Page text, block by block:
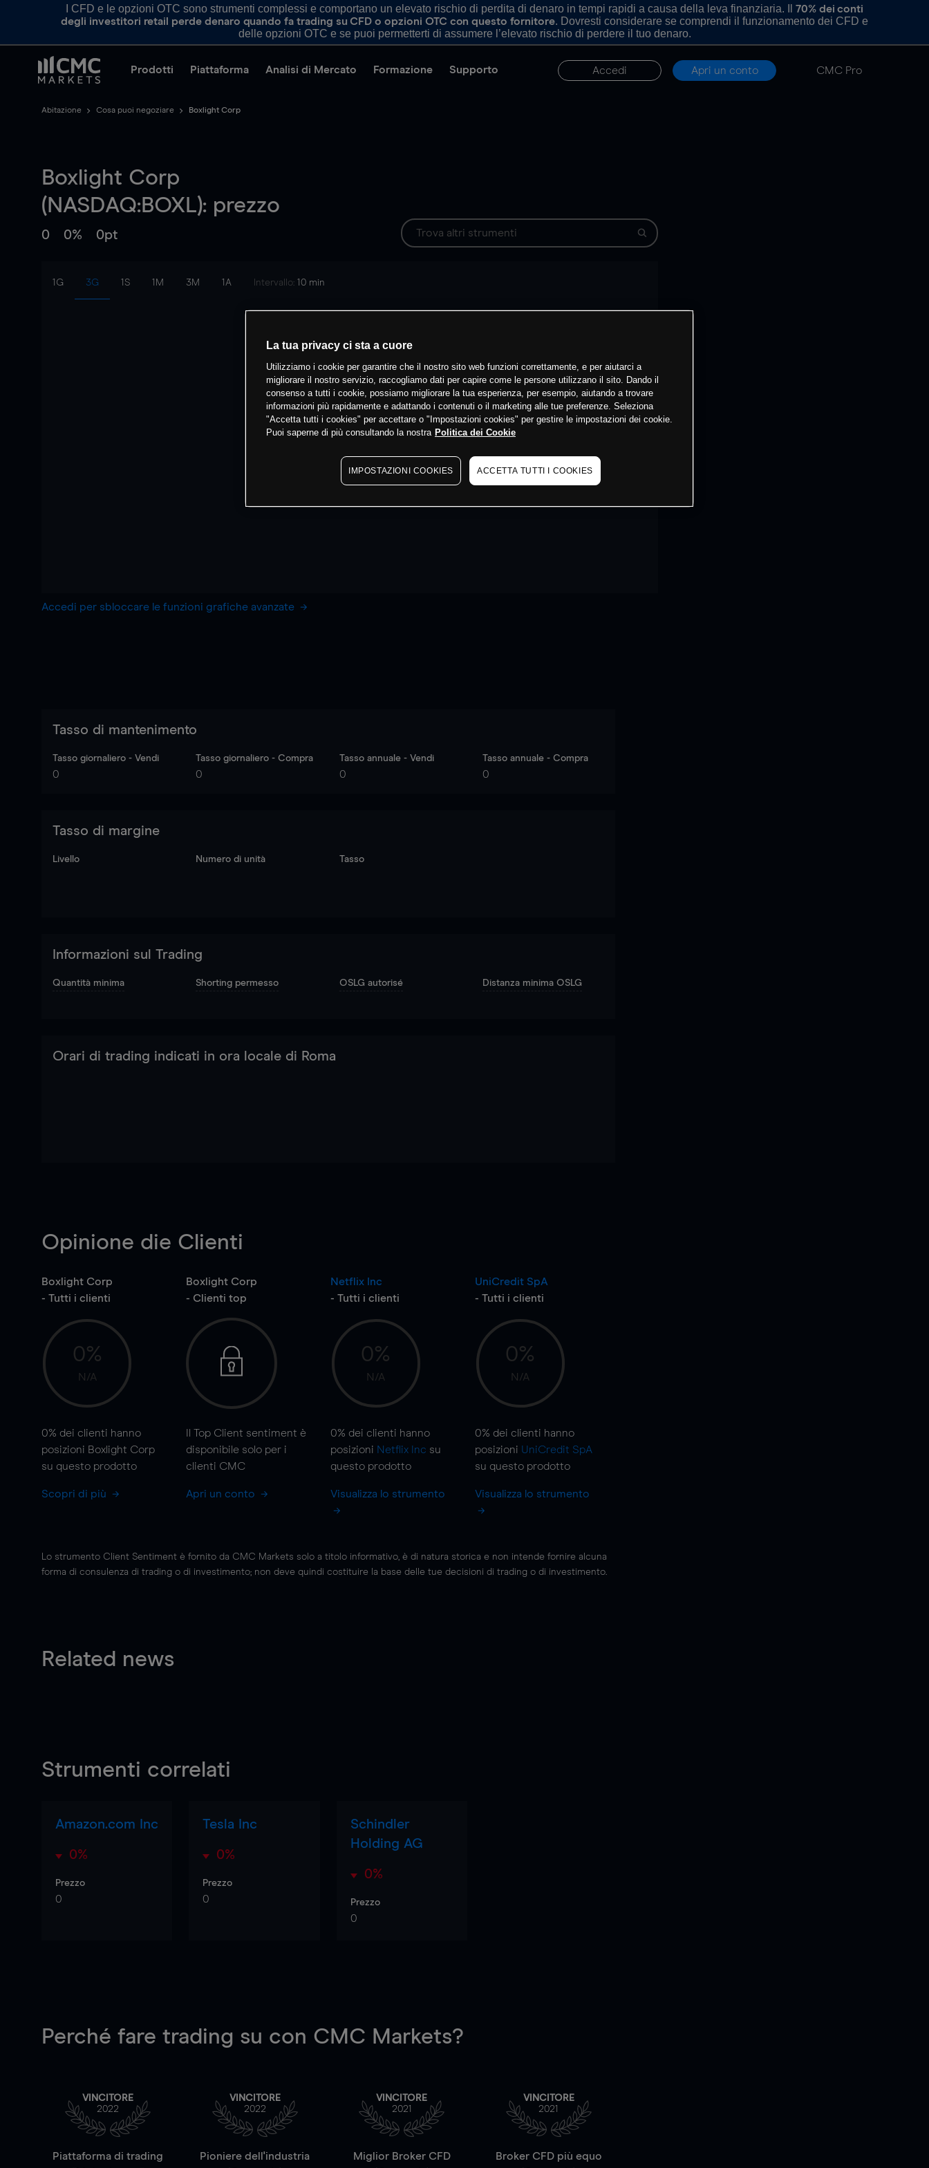
I CFD e le opzioni OTC sono strumenti complessi e comportano un elevato rischio di perdita di denaro in tempi rapidi a causa della leva finanziaria. Il 70% dei conti
degli investitori retail perde denaro quando fa trading su CFD o opzioni OTC con questo fornitore. Dovresti considerare se comprendi il funzionamento dei CFD e
delle opzioni OTC e se puoi permetterti di assumere l’elevato rischio di perdere il tuo denaro.
Prodotti Piattaforma Analisi di Mercato Formazione Supporto Accedi Apri un conto CMC Pro
Abitazione Cosa puoi negoziare Boxlight Corp
Boxlight Corp
(NASDAQ:BOXL): prezzo
0 0% 0pt
1G 3G 1S 1M 3M 1A Intervallo: 10 min
Accedi per sbloccare le funzioni grafiche avanzate
Tasso di mantenimento
Tasso giornaliero - Vendi
0
Tasso giornaliero - Compra
0
Tasso annuale - Vendi
0
Tasso annuale - Compra
0
Tasso di margine
Livello Numero di unità Tasso
Informazioni sul Trading
Quantità minima Shorting permesso OSLG autorisé Distanza minima OSLG
Orari di trading indicati in ora locale di Roma
Opinione die Clienti
Boxlight Corp
- Tutti i clienti
0%
N/A
0% dei clienti hanno
posizioni Boxlight Corp
su questo prodotto
Scopri di più
Boxlight Corp
- Clienti top
Il Top Client sentiment è
disponibile solo per i
clienti CMC
Apri un conto
Netflix Inc
- Tutti i clienti
0%
N/A
0% dei clienti hanno
posizioni Netflix Inc su
questo prodotto
Visualizza lo strumento
UniCredit SpA
- Tutti i clienti
0%
N/A
0% dei clienti hanno
posizioni UniCredit SpA
su questo prodotto
Visualizza lo strumento
Lo strumento Client Sentiment è fornito da CMC Markets solo a titolo informativo, è di natura storica e non intende fornire alcuna
forma di consulenza di trading o di investimento; non deve quindi costituire la base delle tue decisioni di trading o di investimento.
Related news
Strumenti correlati
Amazon.com Inc
0%
Prezzo
0
Tesla Inc
0%
Prezzo
0
Schindler
Holding AG
0%
Prezzo
0
Perché fare trading su con CMC Markets?
VINCITORE
2022
Piattaforma di trading
VINCITORE
2022
Pioniere dell'industria
VINCITORE
2021
Miglior Broker CFD
VINCITORE
2021
Broker CFD più equo
La tua privacy ci sta a cuore
Utilizziamo i cookie per garantire che il nostro sito web funzioni correttamente, e per aiutarci a
migliorare il nostro servizio, raccogliamo dati per capire come le persone utilizzano il sito. Dando il
consenso a tutti i cookie, possiamo migliorare la tua esperienza, per esempio, aiutando a trovare
informazioni più rapidamente e adattando i contenuti o il marketing alle tue preferenze. Seleziona
"Accetta tutti i cookies" per accettare o "Impostazioni cookies" per gestire le impostazioni dei cookie.
Puoi saperne di più consultando la nostra Politica dei Cookie
IMPOSTAZIONI COOKIES ACCETTA TUTTI I COOKIES